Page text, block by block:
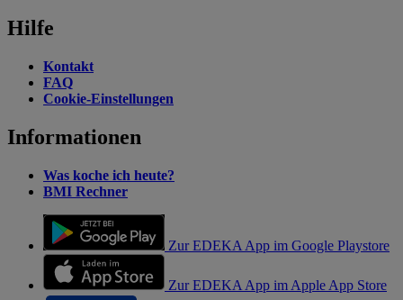
Hilfe
Kontakt
FAQ
Cookie-Einstellungen
Informationen
Was koche ich heute?
BMI Rechner
Zur EDEKA App im Google Playstore
Zur EDEKA App im Apple App Store